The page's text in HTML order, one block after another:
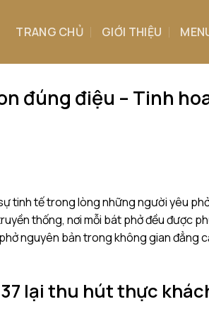
TRANG CHỦ GIỚI THIỆU
đúng điệu – Tinh
tinh tế trong lòng những người yêu
thống, nơi mỗi bát phở đều được
nguyên bản trong không gian đẳng
lại thu hút thực